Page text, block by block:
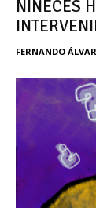
NIÑECES
FERNANDO